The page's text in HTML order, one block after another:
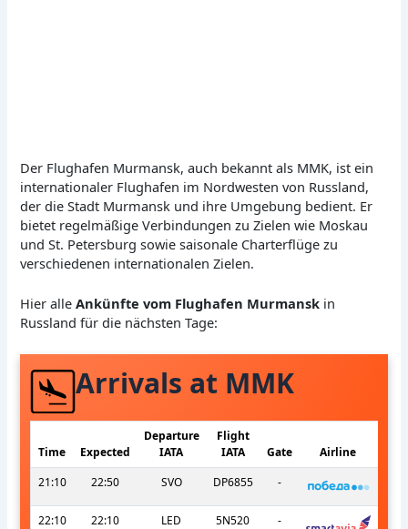
Der Flughafen Murmansk, auch bekannt als MMK, ist ein
internationaler Flughafen im Nordwesten von Russland,
der die Stadt Murmansk und ihre Umgebung bedient. Er
bietet regelmäßige Verbindungen zu Zielen wie Moskau
und St. Petersburg sowie saisonale Charterflüge zu
verschiedenen internationalen Zielen.
Hier alleAnkünfte vom Flughafen Murmansk in
Russland für die nächsten Tage:
Arrivals at MMK
Time Expected
Departure
IATA
Flight
IATA
Gate
Airline
21:10
22:50 SVO DP6855 -
22:10 22:10 LED 5N520 -